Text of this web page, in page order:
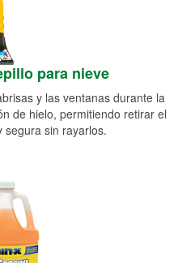
para nieve
y las ventanas durante la
de hielo, permitiendo retirar el
segura sin rayarlos.